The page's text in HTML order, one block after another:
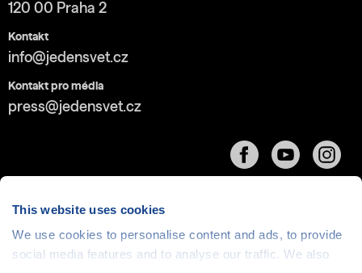
This website uses cookies
We use cookies to personalise content and ads, to provide
social media features and to analyse our traffic. We also
120 00 Praha 2
Kontakt
info@jedensvet.cz
Kontakt pro média
press@jedensvet.cz
Cookies| © 1999-2026 Člověk v tísni o.p.s., web běží